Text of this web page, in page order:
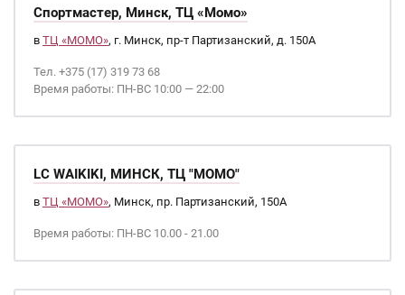
Спортмастер, Минск, ТЦ «Момо»
в ТЦ «МОМО», г. Минск, пр-т Партизанский, д. 150А
Тел. +375 (17) 319 73 68
Время работы: ПН-ВС 10:00 — 22:00
LC WAIKIKI, МИНСК, ТЦ "МОМО"
в ТЦ «МОМО», Минск, пр. Партизанский, 150А
Время работы: ПН-ВС 10.00 - 21.00